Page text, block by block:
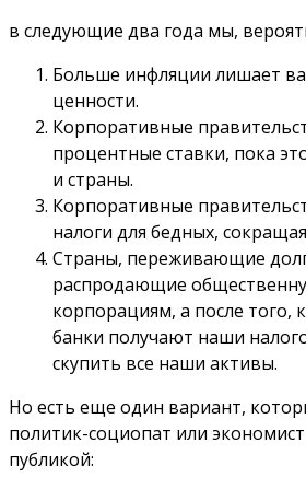
в следующие два года мы,
Больше инфляции лишает
ценности.
Корпоративные
процентные ставки, пока
и страны.
Корпоративные
налоги для бедных, сокращая
Страны, переживающие
распродающие
корпорациям, а после того,
банки получают наши
скупить все наши активы.
Но есть еще один вариант,
политик-социопат или
публикой: